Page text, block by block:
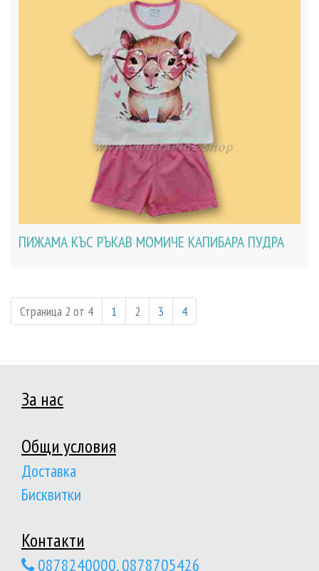
ПИЖАМА КЪС РЪКАВ МОМИЧЕ КАПИБАРА ПУДРА
Страница 2 от 4 1 2 3 4
За нас
Общи условия
Доставка
Бисквитки
Контакти
0878240000, 0878705426